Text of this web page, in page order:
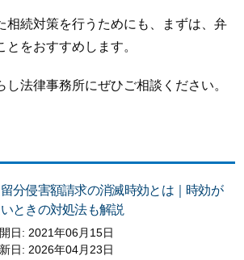
相続対策を行うためにも、まずは、弁
をおすすめします。
し法律事務所にぜひご相談ください。
分侵害額請求の消滅時効とは｜時効が
ときの対処法も解説
日: 2021年06月15日
日:2026年04月23日